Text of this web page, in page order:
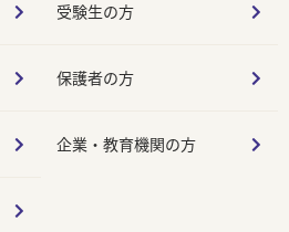
受験生の方
保護者の方
企業・教育機関の方